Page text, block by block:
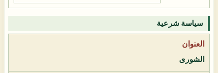
سياسة شرعية
الشورى